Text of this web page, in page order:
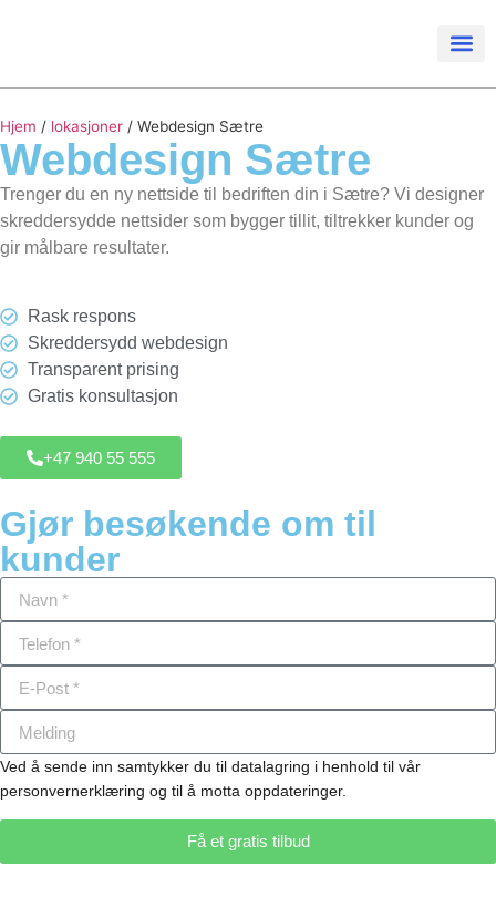
Hjem / lokasjoner / Webdesign Sætre
Webdesign Sætre
Trenger du en ny nettside til bedriften din i Sætre? Vi designer
skreddersydde nettsider som bygger tillit, tiltrekker kunder og
gir målbare resultater.
Rask respons
Skreddersydd webdesign
Transparent prising
Gratis konsultasjon
+47 940 55 555
Gjør besøkende om til
kunder
Ved å sende inn samtykker du til datalagring i henhold til vår
personvernerklæring og til å motta oppdateringer.
Få et gratis tilbud